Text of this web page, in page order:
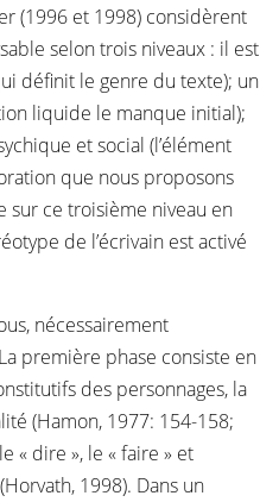
(1996 et 1998) considèrent
selon trois niveaux : il est
définit le genre du texte); un
liquide le manque initial);
et social (l’élément
que nous proposons
sur ce troisième niveau en
de l’écrivain est activé
nécessairement
première phase consiste en
des personnages, la
(Hamon, 1977: 154-158;
« dire », le « faire » et
1998). Dans un